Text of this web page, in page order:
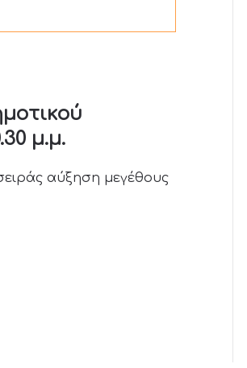
μ.μ.
αύξηση μεγέθους